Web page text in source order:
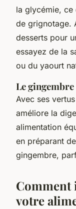
la glycémie, ce
de grignotage.
desserts pour
essayez de la
ou du yaourt
Le gingembre
Avec ses
améliore la
alimentation
en préparant
gingembre,
Comment
votre